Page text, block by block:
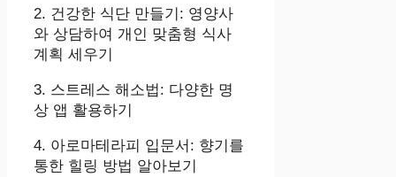
2. 건강한 식단 만들기: 영양사
와 상담하여 개인 맞춤형 식사
계획 세우기
3. 스트레스 해소법: 다양한 명
상 앱 활용하기
4. 아로마테라피 입문서: 향기를
통한 힐링 방법 알아보기